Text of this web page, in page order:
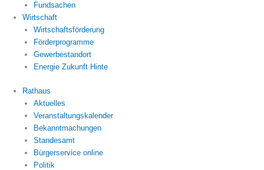
Fundsachen
Wirtschaft
Wirtschaftsförderung
Förderprogramme
Gewerbestandort
Energie Zukunft Hinte
Rathaus
Aktuelles
Veranstaltungskalender
Bekanntmachungen
Standesamt
Bürgerservice online
Politik